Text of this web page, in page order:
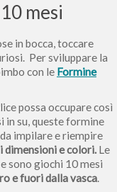
mesi
in bocca, toccare
Per sviluppare la
con le Formine
possa occupare così
in su, queste formine
impilare e riempire
dimensioni e colori. Le
sono giochi 10 mesi
e fuori dalla vasca.